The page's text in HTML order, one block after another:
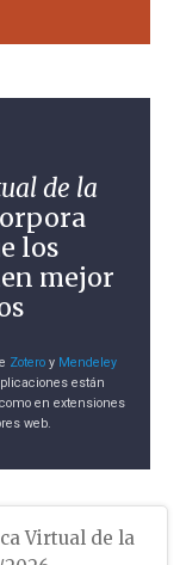
de la
los
mejor
Zoteroy Mendeley
están
en extensiones
web.
Virtual de la